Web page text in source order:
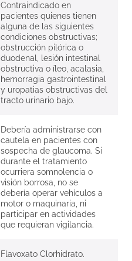
Contraindicado en
pacientes quienes tienen
alguna de las siguientes
condiciones obstructivas;
obstrucción pilórica o
duodenal, lesión intestinal
obstructiva o íleo, acalasia,
hemorragia gastrointestinal
y uropatias obstructivas del
tracto urinario bajo.
Debería administrarse con
cautela en pacientes con
sospecha de glaucoma. Si
durante el tratamiento
ocurriera somnolencia o
visión borrosa, no se
debería operar vehículos a
motor o maquinaria, ni
participar en actividades
que requieran vigilancia.
Flavoxato Clorhidrato.